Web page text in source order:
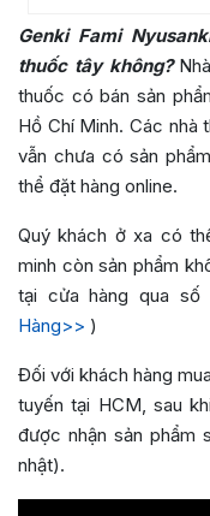
Genki Fami
thuốc tây không?
thuốc có bán sản
Hồ Chí Minh. Các nhà
vẫn chưa có sản
thể đặt hàng online.
Quý khách ở xa có
minh còn sản phẩm
tại cửa hàng qua
Hàng>> )
Đối với khách hàng
tuyến tại HCM, sau
được nhận sản phẩm
nhật).